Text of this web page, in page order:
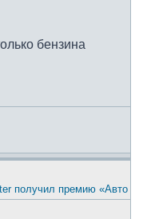
бензина
получил премию «Авто